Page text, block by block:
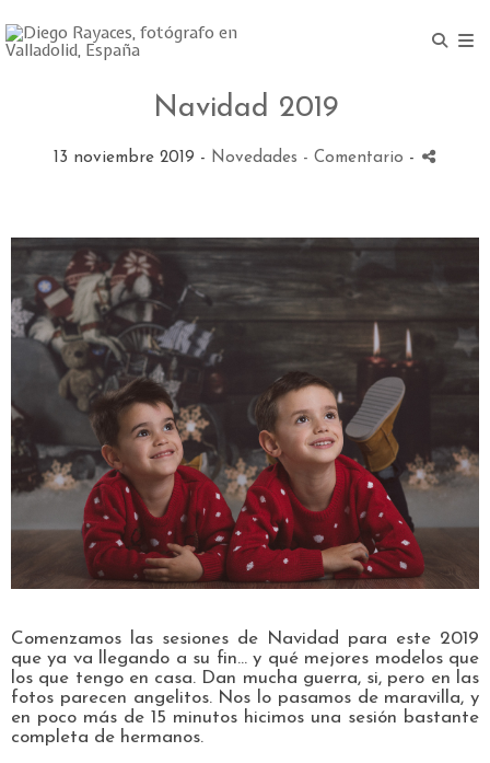
Navidad 2019
13 noviembre 2019 - Novedades - Comentario -
Comenzamos las sesiones de Navidad para este 2019
que ya va llegando a su fin... y qué mejores modelos que
los que tengo en casa. Dan mucha guerra, si, pero en las
fotos parecen angelitos. Nos lo pasamos de maravilla, y
en poco más de 15 minutos hicimos una sesión bastante
completa de hermanos.